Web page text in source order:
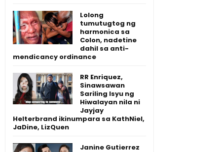
Lolong
tumutugtog ng
harmonica sa
Colon, nadetine
dahil sa anti-
mendicancy ordinance
RR Enriquez,
Sinawsawan
Sariling Isyu ng
Hiwalayan nila ni
Jayjay
Helterbrand ikinumpara sa KathNiel,
JaDine, LizQuen
Janine Gutierrez